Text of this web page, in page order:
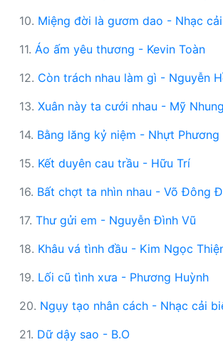
10. Miệng đời là gươm dao - Nhạc
11. Áo ấm yêu thương - Kevin Toàn
12. Còn trách nhau làm gì - Nguyễn
13. Xuân này ta cưới nhau - Mỹ Nhung
14. Bằng lăng kỷ niệm - Nhựt Phương
15. Kết duyên cau trầu - Hữu Trí
16. Bất chợt ta nhìn nhau - Võ Đông
17. Thư gửi em - Nguyễn Đình Vũ
18. Khâu vá tình đầu - Kim Ngọc
19. Lối cũ tình xưa - Phương Huỳnh
20. Ngụy tạo nhân cách - Nhạc cải
21. Dữ dậy sao - B.O